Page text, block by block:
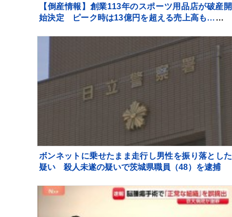
【倒産情報】創業113年のスポーツ用品店が破産開
始決定 ピーク時は13億円を超える売上高も…大手
ボンネットに乗せたまま走行し男性を振り落とした
疑い 殺人未遂の疑いで茨城県職員（48）を逮捕